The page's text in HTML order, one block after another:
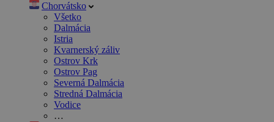
Chorvátsko
Všetko
Dalmácia
Istria
Kvarnerský záliv
Ostrov Krk
Ostrov Pag
Severná Dalmácia
Stredná Dalmácia
Vodice
…